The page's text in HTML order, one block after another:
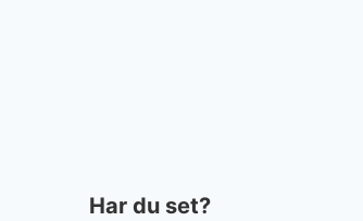
Har du set?